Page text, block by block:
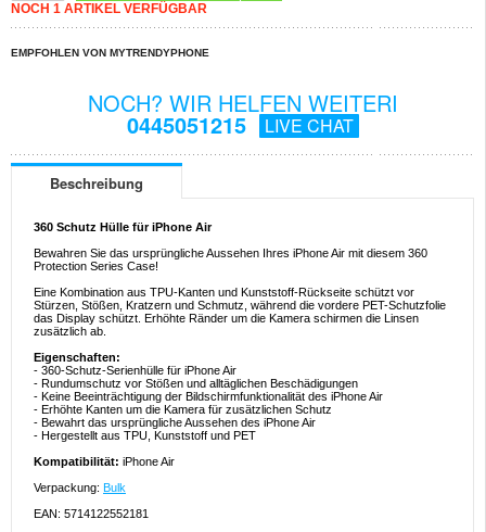
NOCH 1 ARTIKEL VERFÜGBAR
EMPFOHLEN VON MYTRENDYPHONE
NOCH? WIR HELFEN WEITERI
0445051215 LIVE CHAT
Beschreibung
360 Schutz Hülle für iPhone Air
Bewahren Sie das ursprüngliche Aussehen Ihres iPhone Air mit diesem 360
Protection Series Case!
Eine Kombination aus TPU-Kanten und Kunststoff-Rückseite schützt vor
Stürzen, Stößen, Kratzern und Schmutz, während die vordere PET-Schutzfolie
das Display schützt. Erhöhte Ränder um die Kamera schirmen die Linsen
zusätzlich ab.
Eigenschaften:
- 360-Schutz-Serienhülle für iPhone Air
- Rundumschutz vor Stößen und alltäglichen Beschädigungen
- Keine Beeinträchtigung der Bildschirmfunktionalität des iPhone Air
- Erhöhte Kanten um die Kamera für zusätzlichen Schutz
- Bewahrt das ursprüngliche Aussehen des iPhone Air
- Hergestellt aus TPU, Kunststoff und PET
Kompatibilität: iPhone Air
Verpackung: Bulk
EAN: 5714122552181